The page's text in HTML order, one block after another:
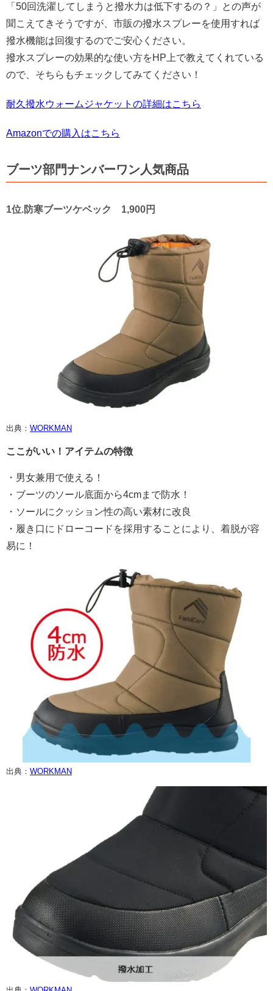
「50回洗濯してしまうと撥水力は低下するの？」との声が
聞こえてきそうですが、市販の撥水スプレーを使用すれば
撥水機能は回復するのでご安心ください。
撥水スプレーの効果的な使い方をHP上で教えてくれている
ので、そちらもチェックしてみてください！
耐久撥水ウォームジャケットの詳細はこちら
Amazonでの購入はこちら
ブーツ部門ナンバーワン人気商品
1位.防寒ブーツケベック 1,900円
出典： WORKMAN
ここがいい！アイテムの特徴
・男女兼用で使える！
・ブーツのソール底面から4cmまで防水！
・ソールにクッション性の高い素材に改良
・履き口にドローコードを採用することにより、着脱が容
易に！
出典： WORKMAN